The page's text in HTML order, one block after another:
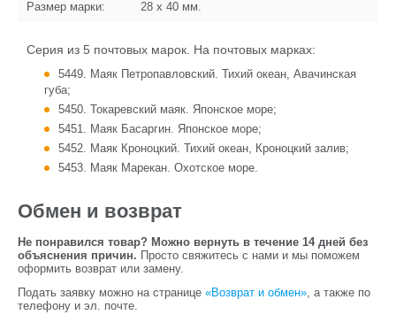
Размер марки: 28 x 40 мм.
Серия из 5 почтовых марок. На почтовых марках:
5449. Маяк Петропавловский. Тихий океан, Авачинская
губа;
5450. Токаревский маяк. Японское море;
5451. Маяк Басаргин. Японское море;
5452. Маяк Кроноцкий. Тихий океан, Кроноцкий залив;
5453. Маяк Марекан. Охотское море.
Обмен и возврат
Не понравился товар? Можно вернуть в течение 14 дней без
объяснения причин. Просто свяжитесь с нами и мы поможем
оформить возврат или замену.
Подать заявку можно на странице «Возврат и обмен», а также по
телефону и эл. почте.